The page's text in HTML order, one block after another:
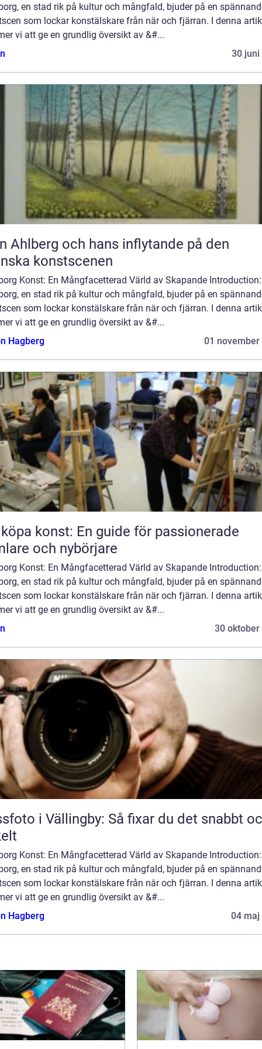
en stad rik på kultur och mångfald, bjuder på en
som lockar konstälskare från när och fjärran. I denna
vi att ge en grundlig översikt av &#...
30 juni
Ahlberg och hans inflytande på den
konstscenen
Konst: En Mångfacetterad Värld av Skapande Introduction:
en stad rik på kultur och mångfald, bjuder på en
som lockar konstälskare från när och fjärran. I denna
vi att ge en grundlig översikt av &#...
Hagberg
01 november
konst: En guide för passionerade
och nybörjare
Konst: En Mångfacetterad Värld av Skapande Introduction:
en stad rik på kultur och mångfald, bjuder på en
som lockar konstälskare från när och fjärran. I denna
vi att ge en grundlig översikt av &#...
30 oktober
i Vällingby: Så fixar du det snabbt
Konst: En Mångfacetterad Värld av Skapande Introduction:
en stad rik på kultur och mångfald, bjuder på en
som lockar konstälskare från när och fjärran. I denna
vi att ge en grundlig översikt av &#...
Hagberg
04 maj